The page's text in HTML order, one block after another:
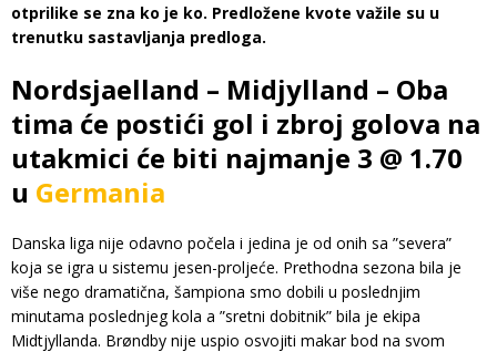
otprilike se zna ko je ko. Predložene kvote važile su u
trenutku sastavljanja predloga.
Nordsjaelland – Midjylland – Oba
tima će postići gol i zbroj golova na
utakmici će biti najmanje 3 @ 1.70
u Germania
Danska liga nije odavno počela i jedina je od onih sa ”severa”
koja se igra u sistemu jesen-proljeće. Prethodna sezona bila je
više nego dramatična, šampiona smo dobili u poslednjim
minutama poslednjeg kola a ”sretni dobitnik” bila je ekipa
Midtjyllanda. Brøndby nije uspio osvojiti makar bod na svom